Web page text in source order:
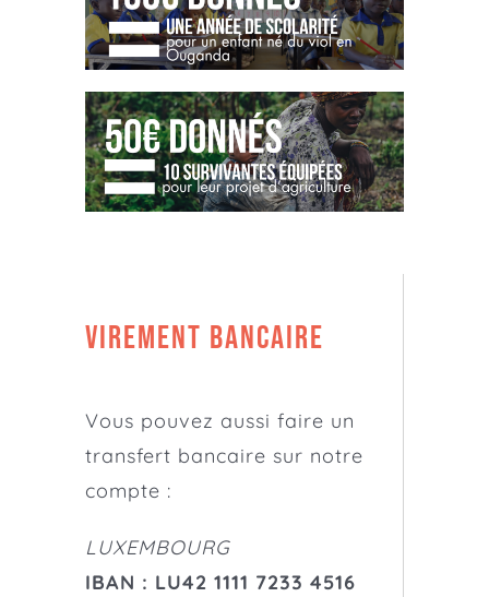
Virement bancaire
Vous pouvez aussi faire un
transfert bancaire sur notre
compte :
LUXEMBOURG
IBAN : LU42 1111 7233 4516